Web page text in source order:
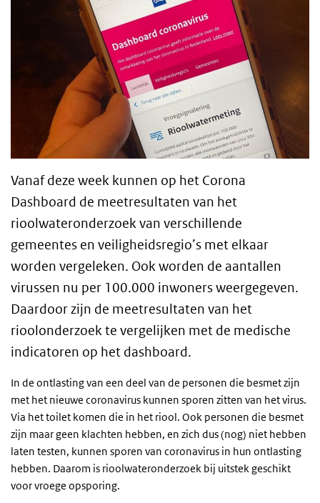
Vanaf deze week kunnen op het Corona
Dashboard de meetresultaten van het
rioolwateronderzoek van verschillende
gemeentes en veiligheidsregio’s met elkaar
worden vergeleken. Ook worden de aantallen
virussen nu per 100.000 inwoners weergegeven.
Daardoor zijn de meetresultaten van het
rioolonderzoek te vergelijken met de medische
indicatoren op het dashboard.
In de ontlasting van een deel van de personen die besmet zijn
met het nieuwe coronavirus kunnen sporen zitten van het virus.
Via het toilet komen die in het riool. Ook personen die besmet
zijn maar geen klachten hebben, en zich dus (nog) niet hebben
laten testen, kunnen sporen van coronavirus in hun ontlasting
hebben. Daarom is rioolwateronderzoek bij uitstek geschikt
voor vroege opsporing.